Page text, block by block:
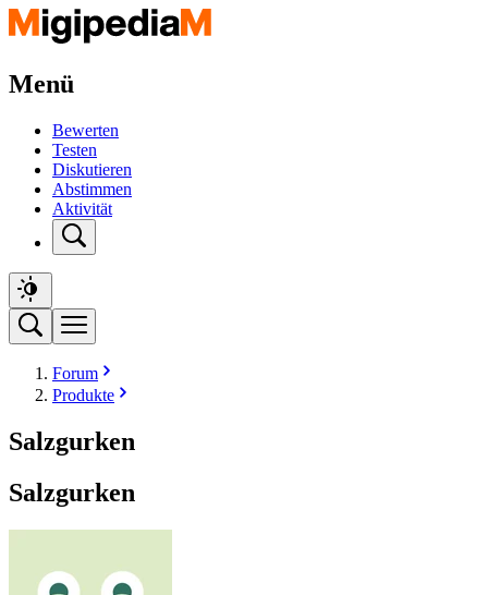
Menü
Bewerten
Testen
Diskutieren
Abstimmen
Aktivität
Forum
Produkte
Salzgurken
Salzgurken